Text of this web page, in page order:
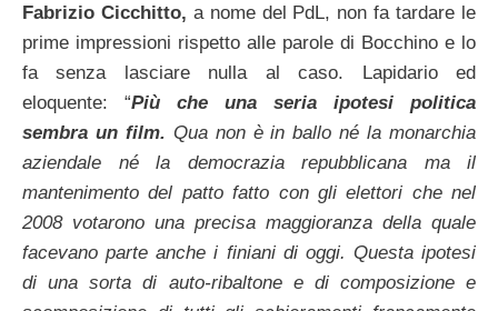
Fabrizio Cicchitto, a nome del PdL, non fa tardare le
prime impressioni rispetto alle parole di Bocchino e lo
fa senza lasciare nulla al caso. Lapidario ed
eloquente: “Più che una seria ipotesi politica
sembra un film. Qua non è in ballo né la monarchia
aziendale né la democrazia repubblicana ma il
mantenimento del patto fatto con gli elettori che nel
2008 votarono una precisa maggioranza della quale
facevano parte anche i finiani di oggi. Questa ipotesi
di una sorta di auto-ribaltone e di composizione e